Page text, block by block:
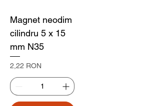
Magnet neodim
cilindru 5 x 15
mm N35
Preț
2,22 RON